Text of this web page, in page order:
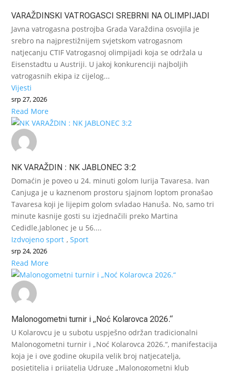
VARAŽDINSKI VATROGASCI SREBRNI NA OLIMPIJADI
Javna vatrogasna postrojba Grada Varaždina osvojila je
srebro na najprestižnijem svjetskom vatrogasnom
natjecanju CTIF Vatrogasnoj olimpijadi koja se održala u
Eisenstadtu u Austriji. U jakoj konkurenciji najboljih
vatrogasnih ekipa iz cijelog...
Vijesti
srp 27, 2026
Read More
NK VARAŽDIN : NK JABLONEC 3:2
Domaćin je poveo u 24. minuti golom Iurija Tavaresa. Ivan
Canjuga je u kaznenom prostoru sjajnom loptom pronašao
Tavaresa koji je lijepim golom svladao Hanuša. No, samo tri
minute kasnije gosti su izjednačili preko Martina
Cedidle.Jablonec je u 56....
Izdvojeno sport ,Sport
srp 24, 2026
Read More
Malonogometni turnir i „Noć Kolarovca 2026.“
U Kolarovcu je u subotu uspješno održan tradicionalni
Malonogometni turnir i „Noć Kolarovca 2026.“, manifestacija
koja je i ove godine okupila velik broj natjecatelja,
posjetitelja i prijatelja Udruge „Malonogometni klub